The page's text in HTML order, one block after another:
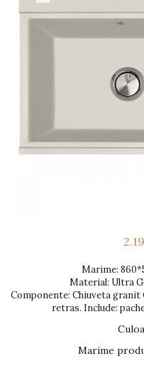
chiuvete
Accesorii chiuvete
Tavita scurgere vase/
Dispenser detergent
Rasnite de cafea
Espressoare cafea
Aparate de gatit-
Sonerii electrice
Construieste singur
Marime:
Material: Ultra
Componente: Chiuveta granit
retras. Include:
Marime